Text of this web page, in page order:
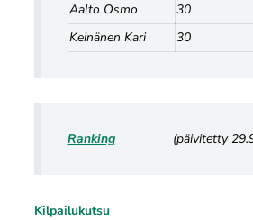
Aalto Osmo
30
Keinänen Kari
30
Ranking(päivitetty
Kilpailukutsu